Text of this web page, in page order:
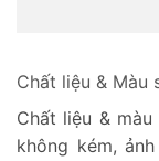
Chất liệu & Màu
Chất liệu &
không kém,